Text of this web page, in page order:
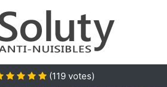
(119 votes)